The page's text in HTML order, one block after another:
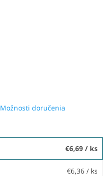
Možnosti doručenia
€6,69 / ks
€6,36 / ks